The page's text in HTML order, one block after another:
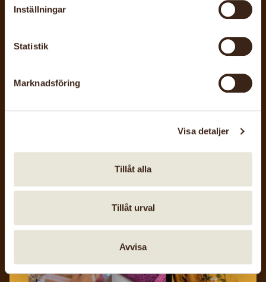
Inställningar
Statistik
Marknadsföring
Visa detaljer
Tillåt alla
Tillåt urval
Avvisa
Korgträff i Skåne